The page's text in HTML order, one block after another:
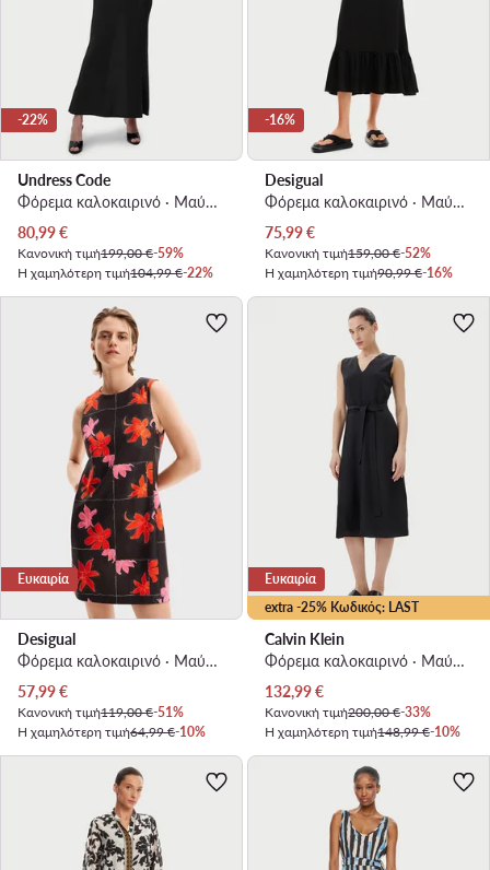
-22%
Undress Code
Φόρεμα καλοκαιρινό · Μαύρο · Maxi
Τρέχουσα τιμή
80,99€
Κανονική τιμή199,00 €-59%
Η χαμηλότερη τιμή104,99 €-22%
-16%
Desigual
Φόρεμα καλοκαιρινό · Μαύρο · Midi
Τρέχουσα τιμή
75,99€
Κανονική τιμή159,00 €-52%
Η χαμηλότερη τιμή90,99 €-16%
Ευκαιρία
Desigual
Φόρεμα καλοκαιρινό · Μαύρο · Mini
Τρέχουσα τιμή
57,99€
Κανονική τιμή119,00 €-51%
Η χαμηλότερη τιμή64,99 €-10%
extra -25% Κωδικός: LAST
Ευκαιρία
Calvin Klein
Φόρεμα καλοκαιρινό · Μαύρο · Midi
Τρέχουσα τιμή
132,99€
Κανονική τιμή200,00 €-33%
Η χαμηλότερη τιμή148,99 €-10%